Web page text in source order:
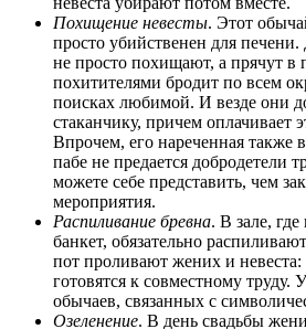
Похищение невесты. Этот
просто убийственен для
не просто похищают, а прячут в
похитителями бродит по всем
поисках любимой. И везде они
стаканчику, причем оплачивает
Впрочем, его нареченная также
пабе не предается добродетели
можете себе представить, чем
мероприятия.
Распиливание бревна. В зале,
банкет, обязательно
пот проливают жених и
готовятся к совместному
обычаев, связанных с
Озеленение. В день свадьбы